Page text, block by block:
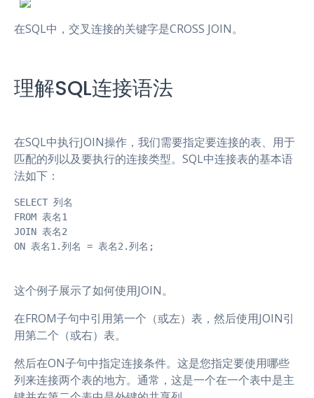
在SQL中，交叉连接的关键字是CROSS JOIN。
理解SQL连接语法
在SQL中执行JOIN操作，我们需要指定要连接的表、用于
匹配的列以及要执行的连接类型。SQL中连接表的基本语
法如下：
SELECT 列名
FROM 表名1
JOIN 表名2
ON 表名1.列名 = 表名2.列名;
这个例子展示了如何使用JOIN。
在FROM子句中引用第一个（或左）表，然后使用JOIN引
用第二个（或右）表。
然后在ON子句中指定连接条件。这是您指定要使用哪些
列来连接两个表的地方。通常，这是一个在一个表中是主